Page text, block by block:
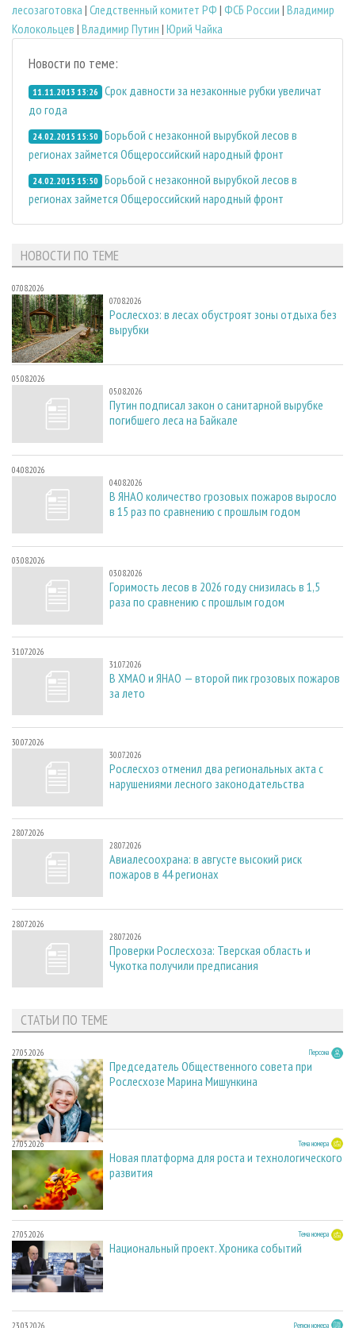
лесозаготовка | Следственный комитет РФ | ФСБ России | Владимир
Колокольцев | Владимир Путин | Юрий Чайка
Новости по теме:
11.11.2013 13:26 Срок давности за незаконные рубки увеличат
до года
24.02.2015 15:50 Борьбой с незаконной вырубкой лесов в
регионах займется Общероссийский народный фронт
24.02.2015 15:50 Борьбой с незаконной вырубкой лесов в
регионах займется Общероссийский народный фронт
НОВОСТИ ПО ТЕМЕ
07.08.2026
07.08.2026
Рослесхоз: в лесах обустроят зоны отдыха без
вырубки
05.08.2026
05.08.2026
Путин подписал закон о санитарной вырубке
погибшего леса на Байкале
04.08.2026
04.08.2026
В ЯНАО количество грозовых пожаров выросло
в 15 раз по сравнению с прошлым годом
03.08.2026
03.08.2026
Горимость лесов в 2026 году снизилась в 1,5
раза по сравнению с прошлым годом
31.07.2026
31.07.2026
В ХМАО и ЯНАО — второй пик грозовых пожаров
за лето
30.07.2026
30.07.2026
Рослесхоз отменил два региональных акта с
нарушениями лесного законодательства
28.07.2026
28.07.2026
Авиалесоохрана: в августе высокий риск
пожаров в 44 регионах
28.07.2026
28.07.2026
Проверки Рослесхоза: Тверская область и
Чукотка получили предписания
СТАТЬИ ПО ТЕМЕ
27.05.2026 Персона
Председатель Общественного совета при
Рослесхозе Марина Мишункина
27.05.2026 Тема номера
Новая платформа для роста и технологического
развития
27.05.2026 Тема номера
Национальный проект. Хроника событий
23.03.2026 Регион номера